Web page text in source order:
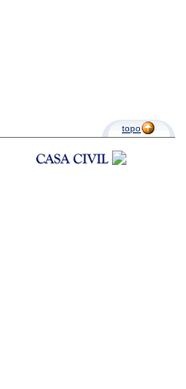
topo